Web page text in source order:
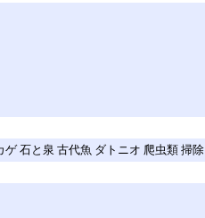
ゲ 石と泉 古代魚 ダトニオ 爬虫類 掃除